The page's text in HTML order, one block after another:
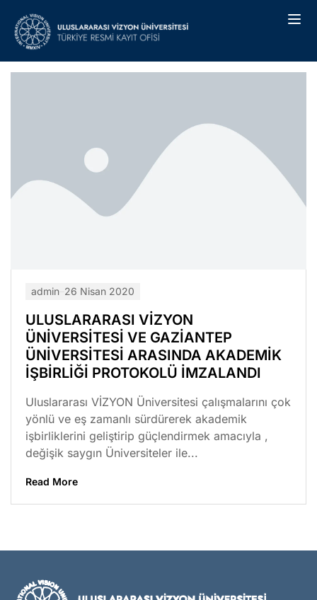
admin 26 Nisan 2020
ULUSLARARASI VİZYON
ÜNİVERSİTESİ VE GAZİANTEP
ÜNİVERSİTESİ ARASINDA AKADEMİK
İŞBİRLİĞİ PROTOKOLÜ İMZALANDI
Uluslararası VİZYON Üniversitesi çalışmalarını çok
yönlü ve eş zamanlı sürdürerek akademik
işbirliklerini geliştirip güçlendirmek amacıyla ,
değişik saygın Üniversiteler ile...
Read More